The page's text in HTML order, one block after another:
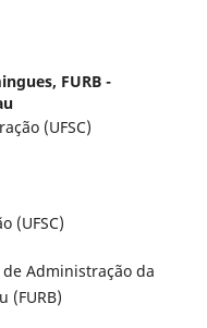
FURB -
(UFSC)
(UFSC)
Administração da
(FURB)